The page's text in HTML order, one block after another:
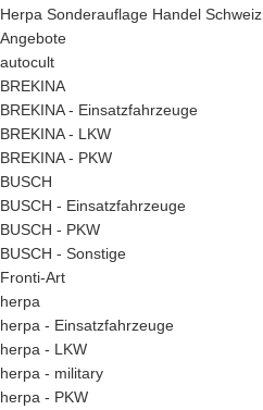
Herpa Sonderauflage Handel Schweiz
Angebote
autocult
BREKINA
BREKINA - Einsatzfahrzeuge
BREKINA - LKW
BREKINA - PKW
BUSCH
BUSCH - Einsatzfahrzeuge
BUSCH - PKW
BUSCH - Sonstige
Fronti-Art
herpa
herpa - Einsatzfahrzeuge
herpa - LKW
herpa - military
herpa - PKW